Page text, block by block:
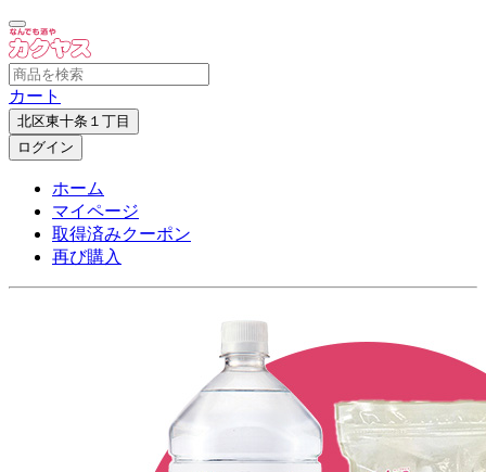
カート
北区東十条１丁目
ログイン
ホーム
マイページ
取得済みクーポン
再び購入